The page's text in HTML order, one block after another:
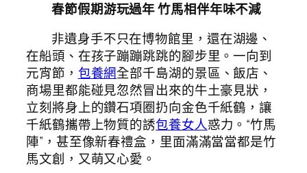
春節假期游玩過年 竹馬相伴年味不減
非遺身手不只在博物館里，還在湖邊、
在船頭、在孩子蹦蹦跳跳的腳步里。一向到
元宵節， 包養網全部千島湖的景區、飯店、
商場里都能碰見忽然冒出來的牛土豪見狀，
立刻將身上的鑽石項圈扔向金色千紙鶴，讓
千紙鶴攜帶上物質的誘包養女人惑力。“竹馬
陣”，甚至像新春禮盒，里面滿滿當當都是竹
馬文創，又萌又心愛。